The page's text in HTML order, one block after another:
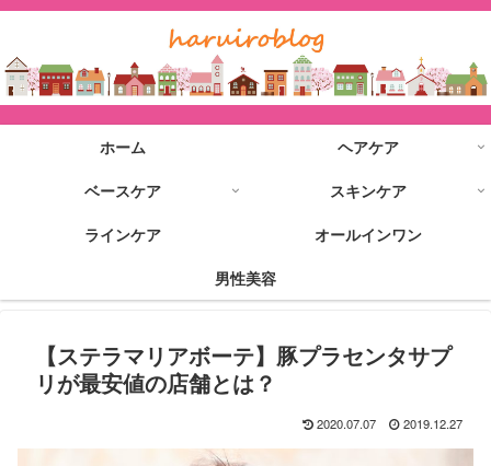
ホーム
ヘアケア
ベースケア
スキンケア
ラインケア
オールインワン
男性美容
【ステラマリアボーテ】豚プラセンタサプ
リが最安値の店舗とは？
2020.07.07 2019.12.27